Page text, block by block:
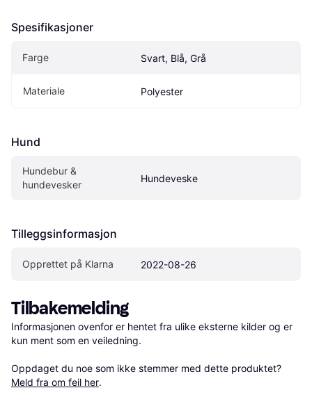
Spesifikasjoner
Farge Svart, Blå, Grå
Materiale Polyester
Hund
Hundebur &
hundevesker
Hundeveske
Tilleggsinformasjon
Opprettet på Klarna 2022-08-26
Tilbakemelding
Informasjonen ovenfor er hentet fra ulike eksterne kilder og er
kun ment som en veiledning.
Oppdaget du noe som ikke stemmer med dette produktet?
Meld fra om feil her.